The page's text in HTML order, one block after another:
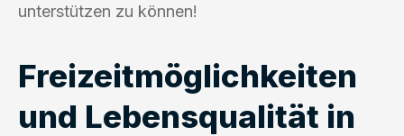
unterstützen zu können!
Freizeitmöglichkeiten
und Lebensqualität in